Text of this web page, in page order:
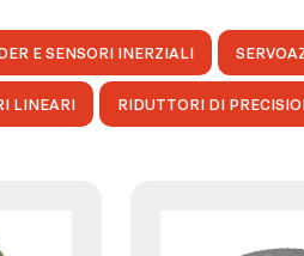
E SENSORI INERZIALI
LINEARI RIDUTTORI DI